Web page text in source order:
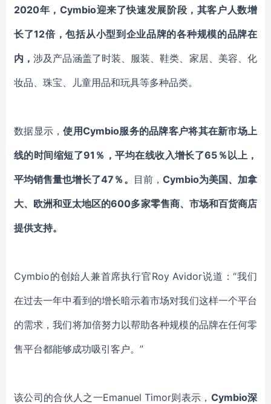
2020年，Cymbio迎来了快速发展阶段，其客户人数增
长了12倍，包括从小型到企业品牌的各种规模的品牌在
内，涉及产品涵盖了时装、服装、鞋类、家居、美容、化
妆品、珠宝、儿童用品和玩具等多种品类。
数据显示，使用Cymbio服务的品牌客户将其在新市场上
线的时间缩短了91％，平均在线收入增长了65％以上，
平均销售量也增长了47％。 目前， Cymbio为美国、加拿
大、欧洲和亚太地区的600多家零售商、市场和百货商店
提供支持。
Cymbio的创始人兼首席执行官Roy Avidor说道：“我们
在过去一年中看到的增长暗示着市场对我们这样一个平台
的需求，我们将加倍努力以帮助各种规模的品牌在任何零
售平台都能够成功吸引客户。”
该公司的合伙人之一Emanuel Timor则表示， Cymbio深